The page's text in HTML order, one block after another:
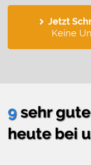
Jetzt
Keine
9sehr
heute bei